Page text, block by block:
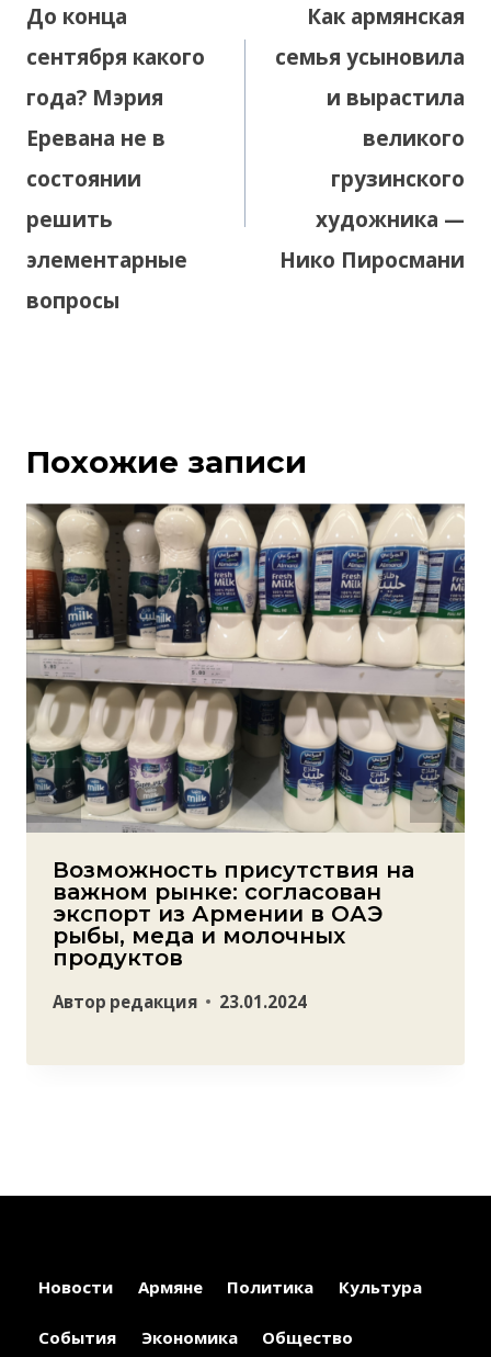
записям
До конца
сентября какого
года? Мэрия
Еревана не в
состоянии
решить
элементарные
вопросы
Как армянская
семья усыновила
и вырастила
великого
грузинского
художника —
Нико Пиросмани
Похожие записи
Возможность присутствия на
важном рынке: согласован
экспорт из Армении в ОАЭ
рыбы, меда и молочных
продуктов
Автор редакция 23.01.2024
Новости Армяне Политика Культура
События Экономика Общество